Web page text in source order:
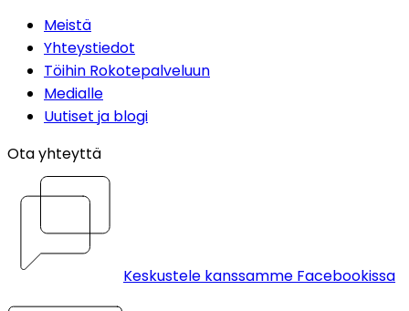
Meistä
Yhteystiedot
Töihin Rokotepalveluun
Medialle
Uutiset ja blogi
Ota yhteyttä
Keskustele kanssamme Facebookissa